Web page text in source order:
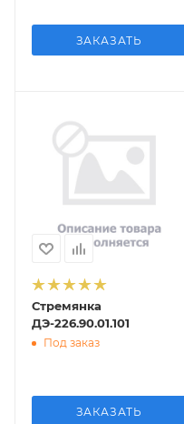
ЗАКАЗАТЬ
Стремянка
ДЭ-226.90.01.101
Под заказ
ЗАКАЗАТЬ